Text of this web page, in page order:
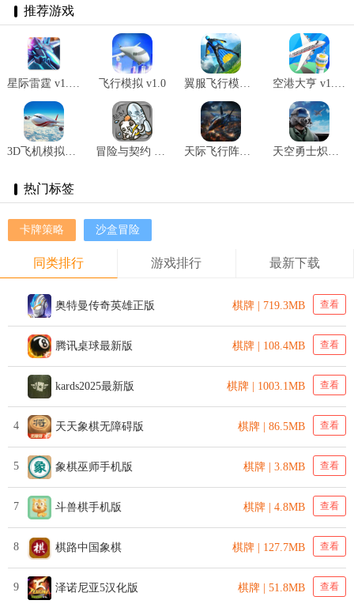
推荐游戏
星际雷霆 v1.0安卓版 飞行模拟 v1.0 翼服飞行模拟器 v0.9 空港大亨 v1.4.1
3D飞机模拟驾驶 v1.1安卓版 冒险与契约 V1.0 天际飞行阵线 v2.12.28安卓版 天空勇士炽热的云彩 v1.0.0
热门标签
卡牌策略 沙盒冒险
同类排行 游戏排行 最新下载
奥特曼传奇英雄正版 棋牌 | 719.3MB 查看
腾讯桌球最新版 棋牌 | 108.4MB 查看
kards2025最新版 棋牌 | 1003.1MB 查看
4 天天象棋无障碍版 棋牌 | 86.5MB 查看
5 象棋巫师手机版 棋牌 | 3.8MB 查看
7 斗兽棋手机版 棋牌 | 4.8MB 查看
8 棋路中国象棋 棋牌 | 127.7MB 查看
9 泽诺尼亚5汉化版 棋牌 | 51.8MB 查看